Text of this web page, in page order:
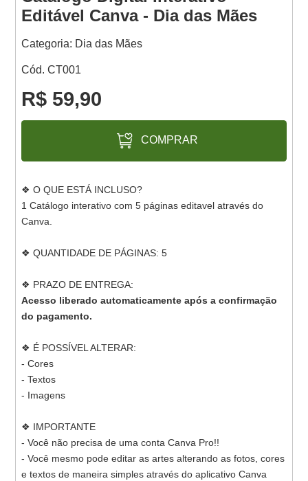
Editável Canva - Dia das Mães
Categoria: Dia das Mães
Cód. CT001
R$ 59,90
COMPRAR
❖ O QUE ESTÁ INCLUSO?
1 Catálogo interativo com 5 páginas editavel através do
Canva.
❖ QUANTIDADE DE PÁGINAS: 5
❖ PRAZO DE ENTREGA:
Acesso liberado automaticamente após a confirmação
do pagamento.
❖ É POSSÍVEL ALTERAR:
- Cores
- Textos
- Imagens
❖ IMPORTANTE
- Você não precisa de uma conta Canva Pro!!
- Você mesmo pode editar as artes alterando as fotos, cores
e textos de maneira simples através do aplicativo Canva